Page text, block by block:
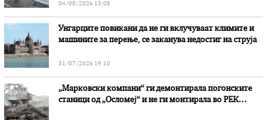
04/08/2026 13:08
Унгарците повикани да не ги вклучуваат климите и
машините за перење, се заканува недостиг на струја
31/07/2026 19:10
„Марковски компани“ ги демонтирала погонските
станици од „Осломеј“ и не ги монтирала во РЕК